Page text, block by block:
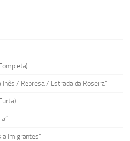
Inês / Represa / Estrada da Roseira”
a Imigrantes”